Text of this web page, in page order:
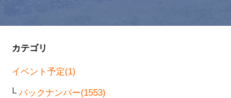
カテゴリ
イベント予定(1)
バックナンバー(1553)